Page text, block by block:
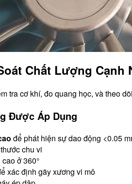
Chất Lượng Cạnh
tra cơ khí, đo quang học, và theo
Được Áp Dụng
để phát hiện sự dao động <0.05
chu vi
ở 360°
xác định gãy xương vi mô